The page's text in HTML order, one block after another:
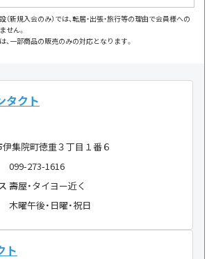
新規入会のみ）では、転居・出張・旅行等の理由で会員様への
せん。
、一部商品の販売のみの対応となります。
タクト
伊集院町徳重３丁目１番６
099-273-1616
壽屋・タイヨー近く
木曜午後・日曜・祝日
ト